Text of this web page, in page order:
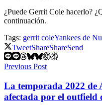
¿Puede Gerrit Cole hacerlo?
continuación.
Tags: gerrit coleYankees de
TweetShareShareSend
Previous Post
La temporada 2022 de
afectada por el outfield